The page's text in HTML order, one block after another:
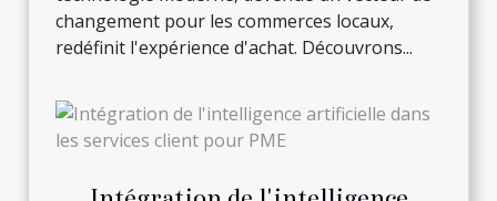
changement pour les commerces locaux,
redéfinit l'expérience d'achat. Découvrons...